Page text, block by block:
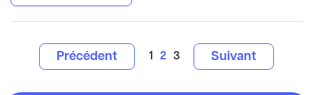
Aller à la page précédente
Précédent
Aller à la page
1
Aller à la page
2
Aller à la page
3
Aller à la
Suivant